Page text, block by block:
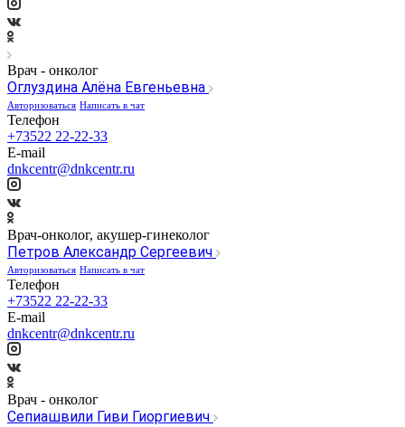
Врач - онколог
Оглуздина Алёна Евгеньевна
Авторизоваться Написать в чат
Телефон
+73522 22-22-33
E-mail
dnkcentr@dnkcentr.ru
Врач-онколог, акушер-гинеколог
Петров Александр Сергеевич
Авторизоваться Написать в чат
Телефон
+73522 22-22-33
E-mail
dnkcentr@dnkcentr.ru
Врач - онколог
Сепиашвили Гиви Гиоргиевич